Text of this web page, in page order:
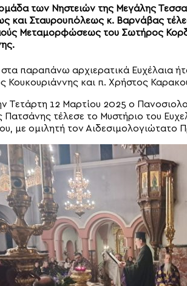
των Νηστειών της Μεγάλης
και Σταυρουπόλεως κ. Βαρνάβας
Μεταμορφώσεως του Σωτήρος
παραπάνω αρχιερατικά Ευχέλαια
Κουκουριάννης και π. Χρήστος
Τετάρτη 12 Μαρτίου 2025 ο
Πατσάνης τέλεσε το Μυστήριο του
με ομιλητή τον Αιδεσιμολογιώτατο